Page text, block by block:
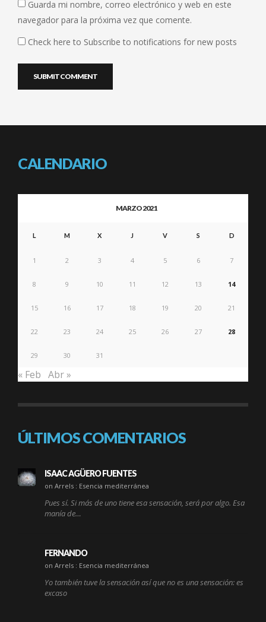
Guarda mi nombre, correo electrónico y web en este
navegador para la próxima vez que comente.
Check here to Subscribe to notifications for new posts
CALENDARIO
MARZO 2021
L M X J V S D
1 2 3 4 5 6 7
8 9 10 11 12 13 14
15 16 17 18 19 20 21
22 23 24 25 26 27 28
29 30 31
« Feb Abr »
ÚLTIMOS COMENTARIOS
ISAAC AGÜERO FUENTES
on Arrels : Esencia mediterránea
Pues sí. Si más de uno tiene esa sensación, será por algo. Esa
manía de…
FERNANDO
on Arrels : Esencia mediterránea
Yo también tuve la sensación así que no es una sensación: es
excaso